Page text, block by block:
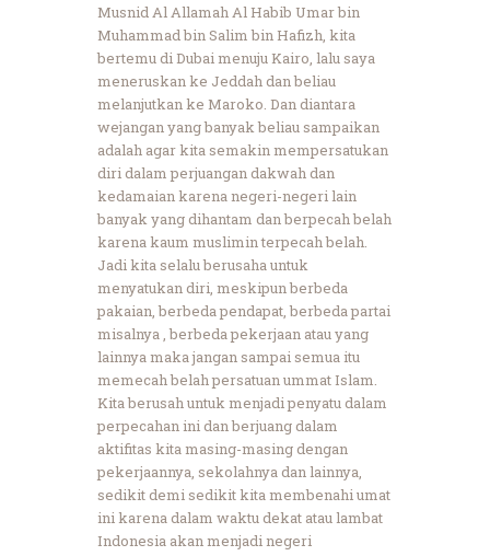
Musnid Al Allamah Al Habib Umar bin
Muhammad bin Salim bin Hafizh, kita
bertemu di Dubai menuju Kairo, lalu saya
meneruskan ke Jeddah dan beliau
melanjutkan ke Maroko. Dan diantara
wejangan yang banyak beliau sampaikan
adalah agar kita semakin mempersatukan
diri dalam perjuangan dakwah dan
kedamaian karena negeri-negeri lain
banyak yang dihantam dan berpecah belah
karena kaum muslimin terpecah belah.
Jadi kita selalu berusaha untuk
menyatukan diri, meskipun berbeda
pakaian, berbeda pendapat, berbeda partai
misalnya , berbeda pekerjaan atau yang
lainnya maka jangan sampai semua itu
memecah belah persatuan ummat Islam.
Kita berusah untuk menjadi penyatu dalam
perpecahan ini dan berjuang dalam
aktifitas kita masing-masing dengan
pekerjaannya, sekolahnya dan lainnya,
sedikit demi sedikit kita membenahi umat
ini karena dalam waktu dekat atau lambat
Indonesia akan menjadi negeri